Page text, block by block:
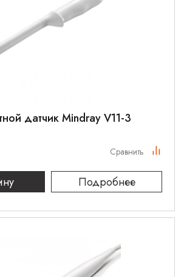
датчик Mindray V11-3
Подробнее
Сравнить